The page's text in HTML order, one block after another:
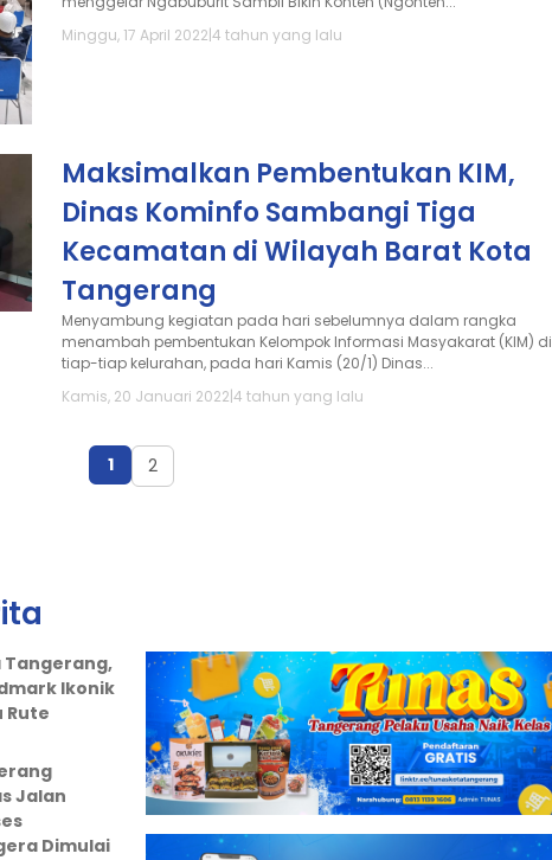
Minggu, 17 April 2022|4 tahun yang lalu
Maksimalkan Pembentukan KIM,
Dinas Kominfo Sambangi Tiga
Kecamatan di Wilayah Barat Kota
Tangerang
Menyambung kegiatan pada hari sebelumnya dalam rangka
menambah pembentukan Kelompok Informasi Masyakarat (KIM) di
tiap-tiap kelurahan, pada hari Kamis (20/1) Dinas...
Kamis, 20 Januari 2022|4 tahun yang lalu
1 2
Tangerang,
Ikonik
Rute
Jalan
Dimulai